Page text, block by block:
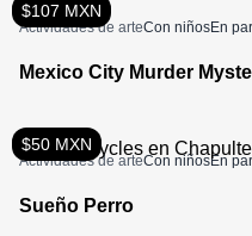
$107 MXN
Actividades de arteCon niñosEn
Mexico City Murder
$50 MXN
Actividades de arteCon niñosEn
Sueño Perro